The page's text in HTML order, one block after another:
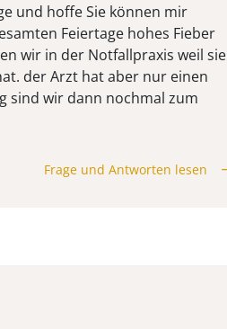
und hoffe Sie können mir
Feiertage hohes Fieber
wir in der Notfallpraxis weil sie
der Arzt hat aber nur einen
sind wir dann nochmal zum
Frage und Antworten lesen